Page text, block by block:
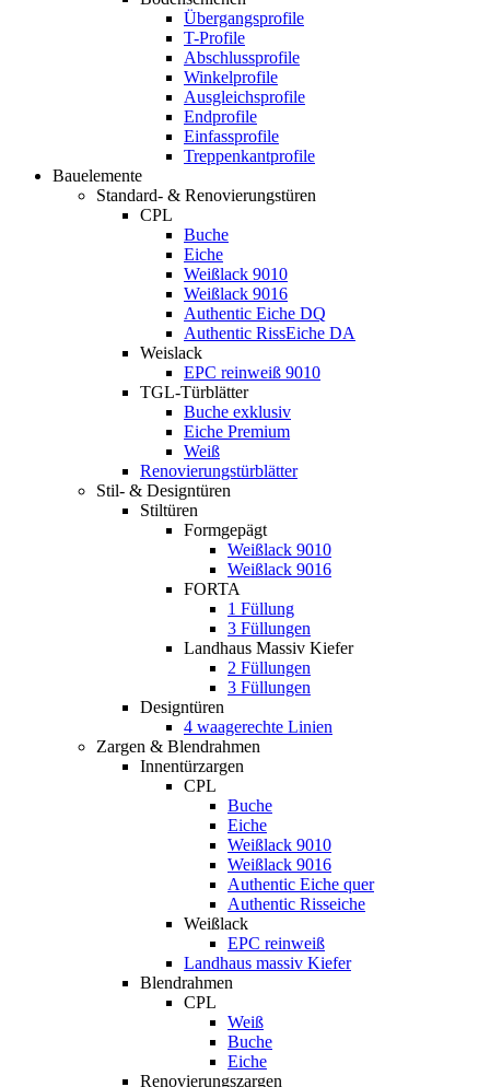
Übergangsprofile
T-Profile
Abschlussprofile
Winkelprofile
Ausgleichsprofile
Endprofile
Einfassprofile
Treppenkantprofile
Bauelemente
Standard- & Renovierungstüren
CPL
Buche
Eiche
Weißlack 9010
Weißlack 9016
Authentic Eiche DQ
Authentic RissEiche DA
Weislack
EPC reinweiß 9010
TGL-Türblätter
Buche exklusiv
Eiche Premium
Weiß
Renovierungstürblätter
Stil- & Designtüren
Stiltüren
Formgepägt
Weißlack 9010
Weißlack 9016
FORTA
1 Füllung
3 Füllungen
Landhaus Massiv Kiefer
2 Füllungen
3 Füllungen
Designtüren
4 waagerechte Linien
Zargen & Blendrahmen
Innentürzargen
CPL
Buche
Eiche
Weißlack 9010
Weißlack 9016
Authentic Eiche quer
Authentic Risseiche
Weißlack
EPC reinweiß
Landhaus massiv Kiefer
Blendrahmen
CPL
Weiß
Buche
Eiche
Renovierungszargen